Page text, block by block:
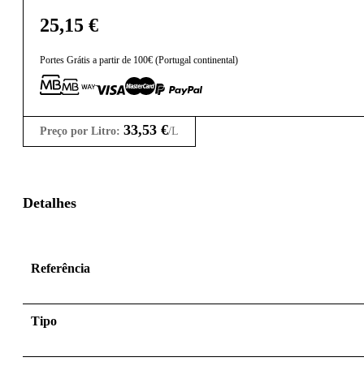
25,15 €
Portes Grátis a partir de 100€ (Portugal continental)
Preço por Litro: 33,53 €/L
Detalhes
Referência
Tipo